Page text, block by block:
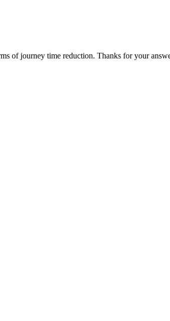
of journey time reduction. Thanks for your